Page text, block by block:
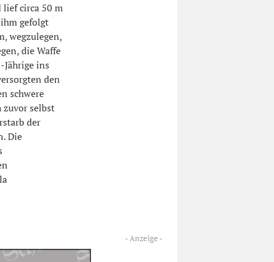
lief circa 50 m
gefolgt
wegzulegen,
die Waffe
Jährige ins
den
schwere
zuvor selbst
der
Die